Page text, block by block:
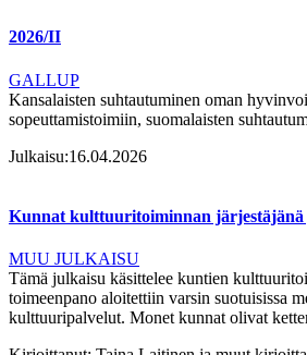
2026/II
GALLUP
Kansalaisten suhtautuminen oman
sopeuttamistoimiin, suomalaisten
Julkaisu:16.04.2026
Kunnat kulttuuritoiminnan järjestäjänä
MUU JULKAISU
Tämä julkaisu käsittelee kuntien
toimeenpano aloitettiin varsin suotuisissa
kulttuuripalvelut. Monet kunnat olivat